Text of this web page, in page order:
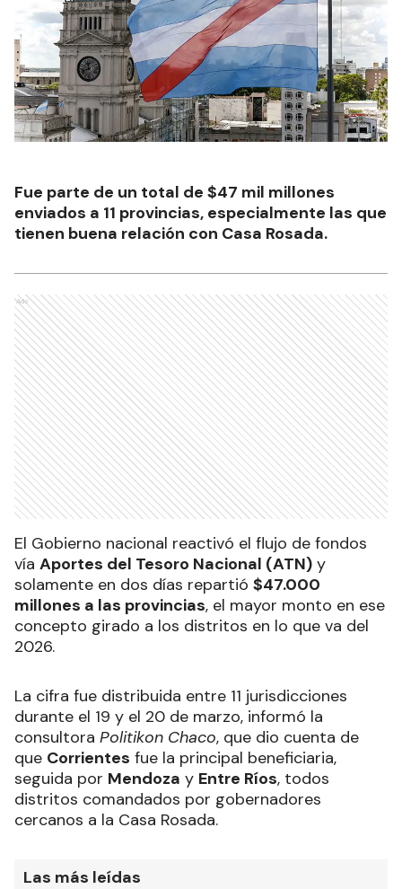
Fue parte de un total de $47 mil millones
enviados a 11 provincias, especialmente las que
tienen buena relación con Casa Rosada.
Ads
El Gobierno nacional reactivó el flujo de fondos
vía Aportes del Tesoro Nacional (ATN) y
solamente en dos días repartió $47.000
millones a las provincias, el mayor monto en ese
concepto girado a los distritos en lo que va del
2026.
La cifra fue distribuida entre 11 jurisdicciones
durante el 19 y el 20 de marzo, informó la
consultora Politikon Chaco, que dio cuenta de
que Corrientes fue la principal beneficiaria,
seguida por Mendoza y Entre Ríos, todos
distritos comandados por gobernadores
cercanos a la Casa Rosada.
Las más leídas